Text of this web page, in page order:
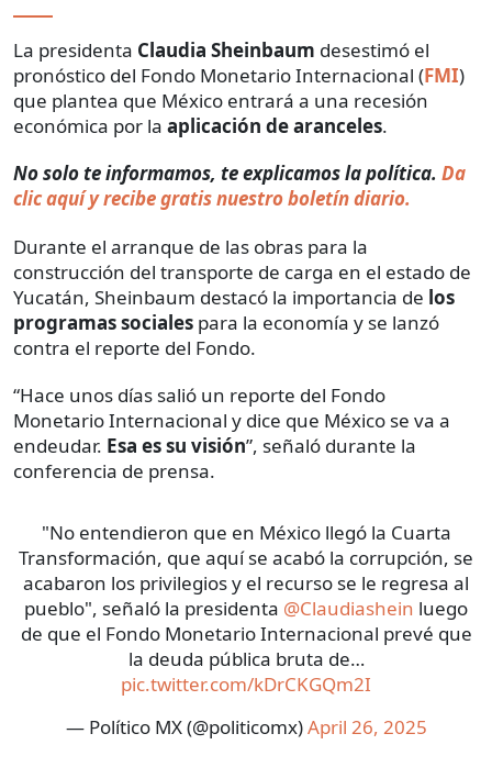
La presidenta Claudia Sheinbaum desestimó el
pronóstico del Fondo Monetario Internacional (FMI)
que plantea que México entrará a una recesión
económica por la aplicación de aranceles.
No solo te informamos, te explicamos la política. Da
clic aquí y recibe gratis nuestro boletín diario.
Durante el arranque de las obras para la
construcción del transporte de carga en el estado de
Yucatán, Sheinbaum destacó la importancia de los
programas sociales para la economía y se lanzó
contra el reporte del Fondo.
“Hace unos días salió un reporte del Fondo
Monetario Internacional y dice que México se va a
endeudar. Esa es su visión”, señaló durante la
conferencia de prensa.
"No entendieron que en México llegó la Cuarta
Transformación, que aquí se acabó la corrupción, se
acabaron los privilegios y el recurso se le regresa al
pueblo", señaló la presidenta @Claudiashein luego
de que el Fondo Monetario Internacional prevé que
la deuda pública bruta de…
pic.twitter.com/kDrCKGQm2I
— Político MX (@politicomx)April 26, 2025